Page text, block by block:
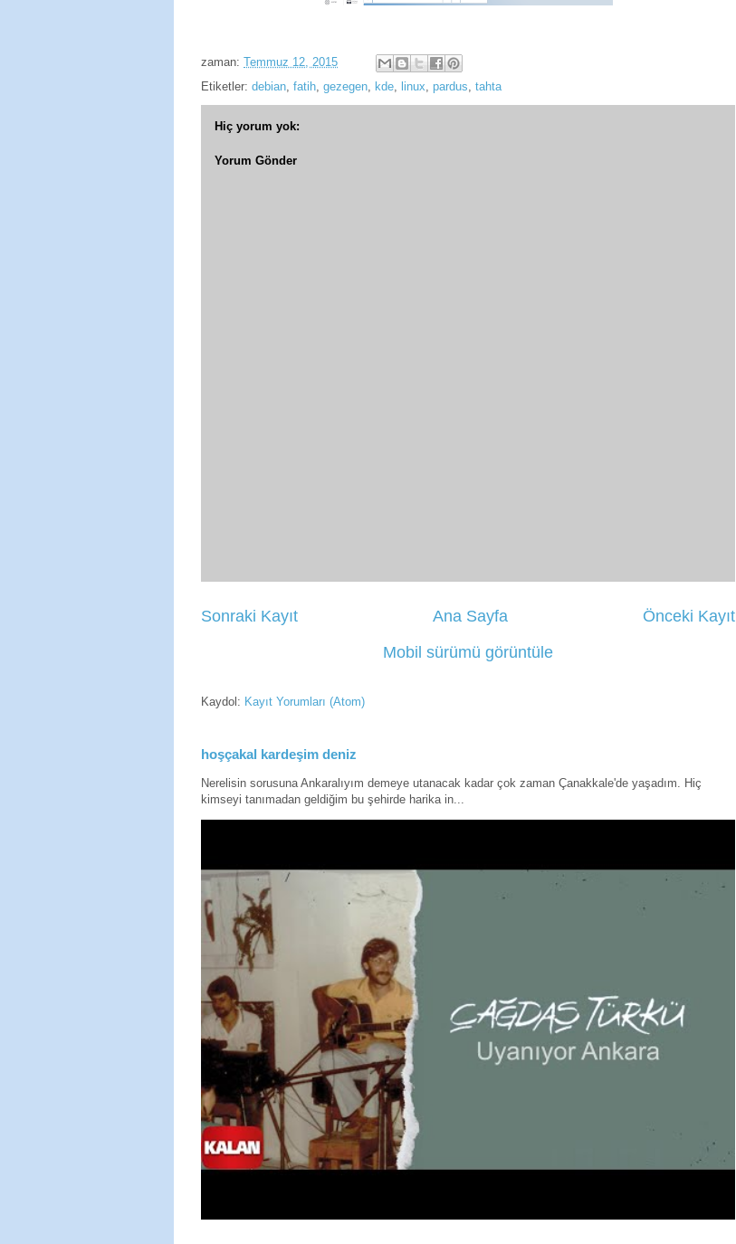
zaman: Temmuz 12, 2015
Etiketler: debian, fatih, gezegen, kde, linux, pardus, tahta
Hiç yorum yok:
Yorum Gönder
Sonraki Kayıt Önceki Kayıt
Ana Sayfa
Mobil sürümü görüntüle
Kaydol: Kayıt Yorumları (Atom)
hoşçakal kardeşim deniz
Nerelisin sorusuna Ankaralıyım demeye utanacak kadar çok zaman Çanakkale'de yaşadım. Hiç
kimseyi tanımadan geldiğim bu şehirde harika in...